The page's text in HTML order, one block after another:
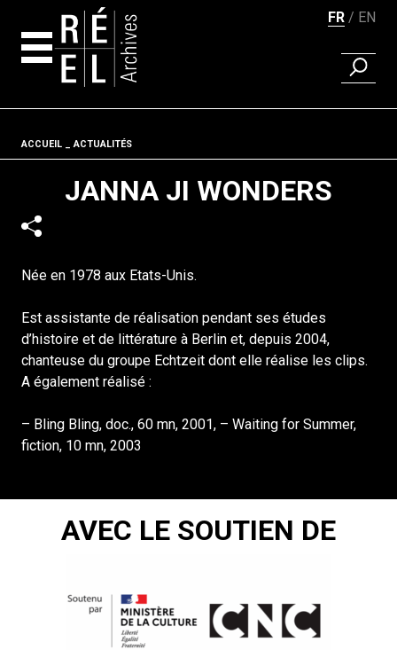
FR EN
Fil d'ariane
ACCUEIL ACTUALITÉS
JANNA JI WONDERS
Née en 1978 aux Etats-Unis.
Est assistante de réalisation pendant ses études
d’histoire et de littérature à Berlin et, depuis 2004,
chanteuse du groupe Echtzeit dont elle réalise les clips.
A également réalisé :
– Bling Bling, doc., 60 mn, 2001, – Waiting for Summer,
fiction, 10 mn, 2003
AVEC LE SOUTIEN DE